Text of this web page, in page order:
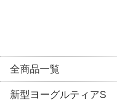
全商品一覧
新型ヨーグルティアS